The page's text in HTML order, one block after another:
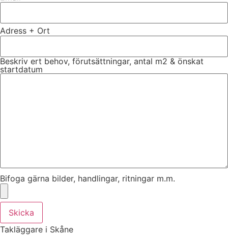
Adress + Ort
Beskriv ert behov, förutsättningar, antal m2 & önskat
startdatum
Bifoga gärna bilder, handlingar, ritningar m.m.
Skicka
Takläggare i Skåne